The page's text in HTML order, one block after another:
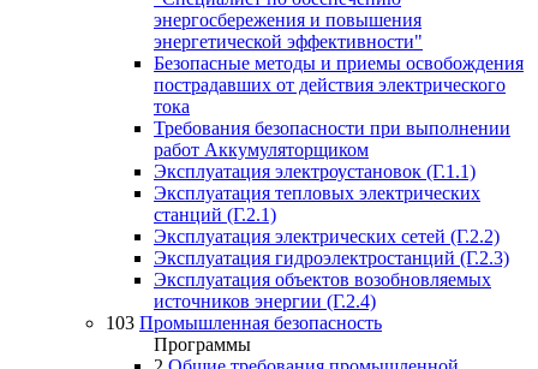
энергосбережения и повышения
энергетической эффективности"
Безопасные методы и приемы освобождения
пострадавших от действия электрического
тока
Требования безопасности при выполнении
работ Аккумуляторщиком
Эксплуатация электроустановок (Г.1.1)
Эксплуатация тепловых электрических
станций (Г.2.1)
Эксплуатация электрических сетей (Г.2.2)
Эксплуатация гидроэлектростанций (Г.2.3)
Эксплуатация объектов возобновляемых
источников энергии (Г.2.4)
103 Промышленная безопасность
Программы